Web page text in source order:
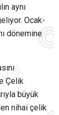
aynı
Ocak-
dönemine
Çelik
büyük
nihai çelik